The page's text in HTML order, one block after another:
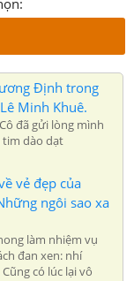
Định trong
Minh Khuê.
đã gửi lòng mình
dào dạt
vẻ đẹp của
ngôi sao xa
làm nhiệm vụ
đan xen: nhí
có lúc lại vô